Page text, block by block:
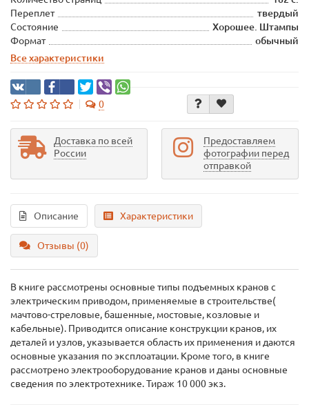
Переплет
твердый
Состояние
Хорошее. Штампы
Формат
обычный
Все характеристики
0
Доставка по всей
России
Предоставляем
фотографии перед
отправкой
Описание Характеристики
Отзывы (0)
В книге рассмотрены основные типы подъемных кранов с
электрическим приводом, применяемые в строительстве(
мачтово-стреловые, башенные, мостовые, козловые и
кабельные). Приводится описание конструкции кранов, их
деталей и узлов, указывается область их применения и даются
основные указания по эксплоатации. Кроме того, в книге
рассмотрено электрооборудование кранов и даны основные
сведения по электротехнике. Тираж 10 000 экз.